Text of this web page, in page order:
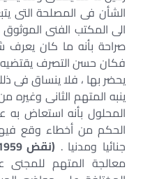
الشأن فى المصلحة التى
الى المكتب الفنى الموثوق
صراحة بأنه ما كان يعرف
فكان حسن التصرف يقتضيه
يحضر بها ، فلا ينساق فى
ينبه المتهم الثانى
المحلول بأنه استعاض به
الحكم من أخطاء وقع
جنائيا ومدنيا . (نقض 27/1/1959 س10ص91)
معالجة المتهم للمجنى